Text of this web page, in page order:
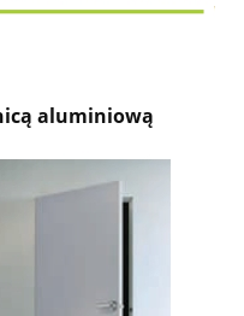
aluminiową